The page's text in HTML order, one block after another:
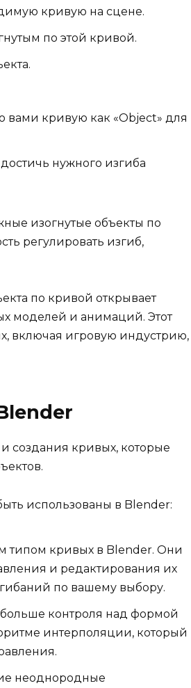
кривую на сцене.
по этой кривой.
вами кривую как «Object» для
нужного изгиба
изогнутые объекты по
регулировать изгиб,
по кривой открывает
моделей и анимаций. Этот
включая игровую индустрию,
создания кривых, которые
использованы в Blender:
типом кривых в Blender. Они
и редактирования их
по вашему выбору.
контроля над формой
интерполяции, который
неоднородные